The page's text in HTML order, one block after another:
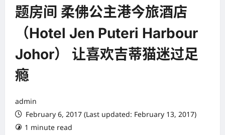
题房间 柔佛公主港今旅酒店
（Hotel Jen Puteri Harbour
Johor） 让喜欢吉蒂猫迷过足
瘾
admin
February 6, 2017 (Last updated: February 13, 2017)
1 minute read